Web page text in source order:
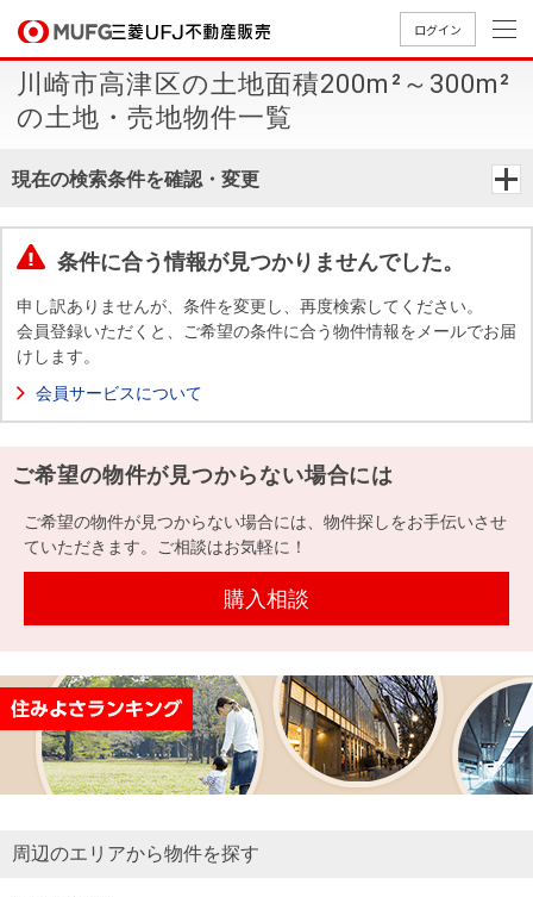
ログイン
買いたいTOP
中古
マン
ンを
探す
築・
一戸
建て
す
用
物
件
を
す
件を
探す
売りたいTOP
無
料
定
却
談
売却
金額
試算
売却向け
周辺相場
住まい1プ
店舗案内TOP
店舗のご
案内（首
案内（名
案内（関
会社情報TOP
ごあいさ
つ
要
Way
経営ビジ
ョン
組織図
役員一
沿革
本社地
図
（電子ブ
ック版）
採用情報TOP
新卒採用
情報
採用情報
買いたい
売りたい
店舗案内
会社情報
採用情報
提携企業にお勤めの方
閉じる
川崎市高津区の土地面積200m²～300m²
の土地・売地物件一覧
現在の検索条件を確認・変更
条件に合う情報が見つかりませんでした。
申し訳ありませんが、条件を変更し、再度検索してください。
会員登録いただくと、ご希望の条件に合う物件情報をメールでお届
けします。
会員サービスについて
ご希望の物件が見つからない場合には
ご希望の物件が見つからない場合には、物件探しをお手伝いさせ
ていただきます。ご相談はお気軽に！
購入相談
周辺のエリアから物件を探す